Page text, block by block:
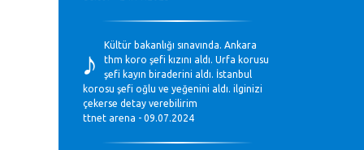
♪
Kültür bakanlığı sınavında. Ankara
thm koro şefi kızını aldı. Urfa korusu
şefi kayın biraderini aldı. İstanbul
korosu şefi oğlu ve yeğenini aldı. ilginizi
çekerse detay verebilirim
ttnet arena - 09.07.2024